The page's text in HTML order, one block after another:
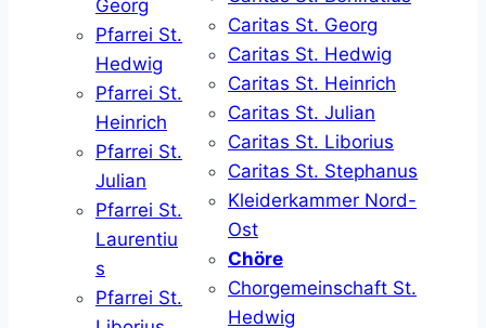
Georg
Pfarrei St.
Hedwig
Pfarrei St.
Heinrich
Pfarrei St.
Julian
Pfarrei St.
Laurentiu
s
Pfarrei St.
Caritas St. Georg
Caritas St. Hedwig
Caritas St. Heinrich
Caritas St. Julian
Caritas St. Liborius
Caritas St. Stephanus
Kleiderkammer Nord-
Ost
Chöre
Chorgemeinschaft St.
Hedwig